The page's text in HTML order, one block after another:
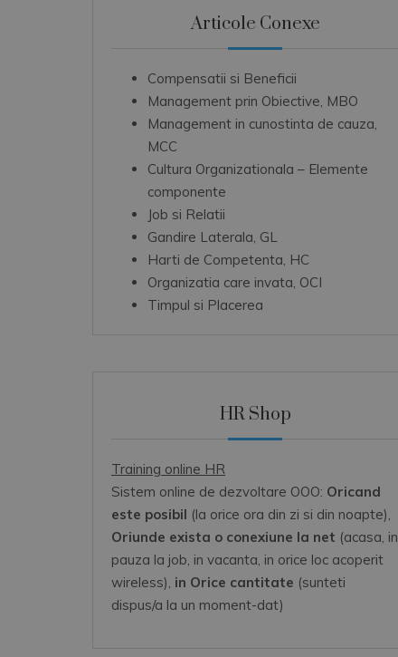
Articole Conexe
Compensatii si Beneficii
Management prin Obiective, MBO
Management in cunostinta de cauza,
MCC
Cultura Organizationala – Elemente
componente
Job si Relatii
Gandire Laterala, GL
Harti de Competenta, HC
Organizatia care invata, OCI
Timpul si Placerea
HR Shop
Training online HR
Sistem online de dezvoltare OOO: Oricand
este posibil (la orice ora din zi si din noapte),
Oriunde exista o conexiune la net (acasa, in
pauza la job, in vacanta, in orice loc acoperit
wireless), in Orice cantitate (sunteti
dispus/a la un moment-dat)